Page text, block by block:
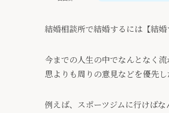
結婚相談所で結婚するには【結
今までの人生の中でなんとなく
思よりも周りの意見などを優先
例えば、スポーツジムに行けば